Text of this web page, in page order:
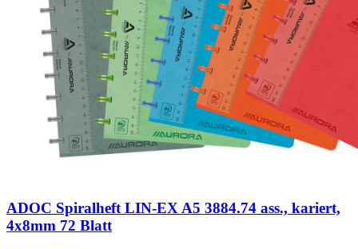
ADOC Spiralheft LIN-EX A5 3884.74 ass., kariert,
4x8mm 72 Blatt